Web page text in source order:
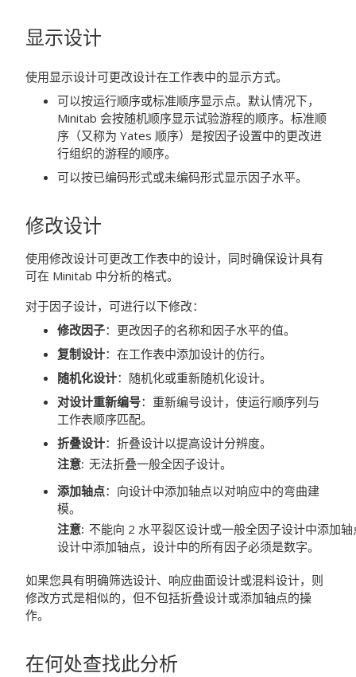
显示设计
使用显示设计可更改设计在工作表中的显示方式。
可以按运行顺序或标准顺序显示点。默认情况下，
Minitab 会按随机顺序显示试验游程的顺序。标准顺
序（又称为 Yates 顺序）是按因子设置中的更改进
行组织的游程的顺序。
可以按已编码形式或未编码形式显示因子水平。
修改设计
使用修改设计可更改工作表中的设计，同时确保设计具有
可在 Minitab 中分析的格式。
对于因子设计，可进行以下修改：
修改因子：更改因子的名称和因子水平的值。
复制设计：在工作表中添加设计的仿行。
随机化设计：随机化或重新随机化设计。
对设计重新编号：重新编号设计，使运行顺序列与
工作表顺序匹配。
折叠设计：折叠设计以提高设计分辨度。
注意 无法折叠一般全因子设计。
添加轴点：向设计中添加轴点以对响应中的弯曲建
模。
注意 不能向 2 水平裂区设计或一般全因子设计中添加
设计中添加轴点，设计中的所有因子必须是数字。
如果您具有明确筛选设计、响应曲面设计或混料设计，则
修改方式是相似的，但不包括折叠设计或添加轴点的操
作。
在何处查找此分析